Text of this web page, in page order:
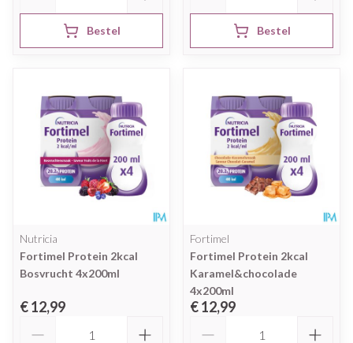
Bestel Bestel
Nutricia
Fortimel Protein 2kcal
Bosvrucht 4x200ml
€ 12,99
Fortimel
Fortimel Protein 2kcal
Karamel&chocolade
4x200ml
€ 12,99